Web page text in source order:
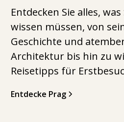
Entdecken Sie alles,
wissen müssen, von
Geschichte und
Architektur bis hin zu
Reisetipps für
Entdecke Prag